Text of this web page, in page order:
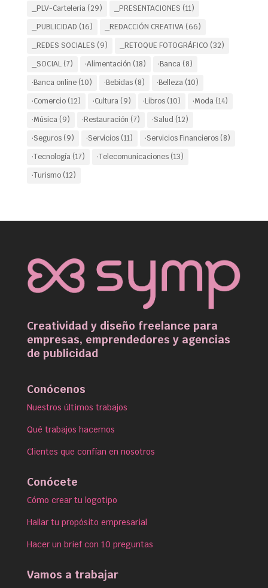
_PLV-Carteleria(29) _PRESENTACIONES (11)
_PUBLICIDAD (16) _REDACCIÓN CREATIVA(66)
_REDES SOCIALES (9) _RETOQUE FOTOGRÁFICO (32)
_SOCIAL(7) ·Alimentación (18) ·Banca(8)
·Banca online(10) ·Bebidas(8) ·Belleza(10)
·Comercio(12) ·Cultura(9) ·Libros(10) ·Moda(14)
·Música(9) ·Restauración (7) ·Salud (12)
·Seguros(9) ·Servicios(11) ·Servicios Financieros(8)
·Tecnología(17) ·Telecomunicaciones(13)
·Turismo(12)
Creatividad y diseño freelance para
empresas, emprendedores y agencias
de publicidad
Conócenos
Nuestros últimos trabajos
Qué trabajos hacemos
Clientes que confían en nosotros
Conócete
Cómo crear tu logotipo
Hallar tu propósito empresarial
Hacer un brief con 10 preguntas
Vamos a trabajar